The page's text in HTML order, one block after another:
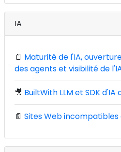
IA
📄 Maturité de l'IA,
des agents et visibilité de
🎥 BuiltWith LLM et SDK d'IA
📄 Sites Web incompatibles